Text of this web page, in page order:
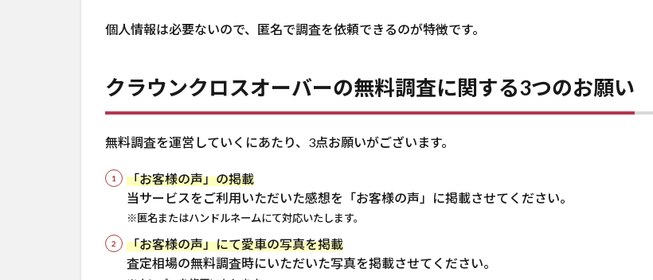
個人情報は必要ないので、匿名で調査を依頼できるのが特徴です。
クラウンクロスオーバーの無料調査に関する3つのお願い
無料調査を運営していくにあたり、3点お願いがございます。
「お客様の声」の掲載
当サービスをご利用いただいた感想を「お客様の声」に掲載させてください。
※匿名またはハンドルネームにて対応いたします。
「お客様の声」にて愛車の写真を掲載
査定相場の無料調査時にいただいた写真を掲載させてください。